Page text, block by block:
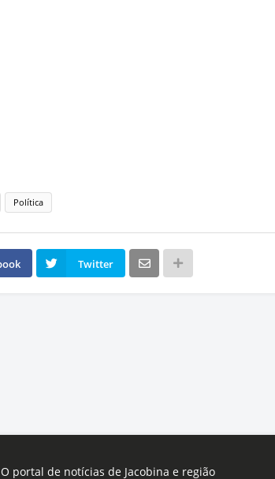
Política
Twitter
O portal de notícias de Jacobina e região